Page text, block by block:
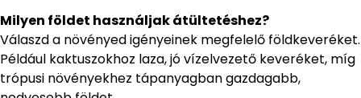
Milyen földet használjak átültetéshez?
Válaszd a növényed igényeinek megfelelő földkeveréket.
Például kaktuszokhoz laza, jó vízelvezető keveréket, míg
trópusi növényekhez tápanyagban gazdagabb,